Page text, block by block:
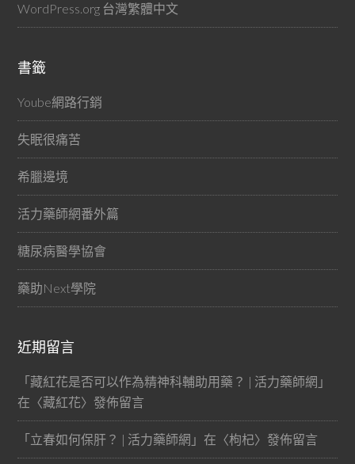
WordPress.org 台灣繁體中文
書籤
Yoube網路行銷
失眠很痛苦
希臘邊境
活力藥師網番外篇
糖尿病醫學協會
藥助Next學院
近期留言
「藏紅花是否可以作為精神科輔助用藥？ | 活力藥師網 」
在〈藏紅花〉發佈留言
「立春如何保肝？ | 活力藥師網 」在〈枸杞〉發佈留言